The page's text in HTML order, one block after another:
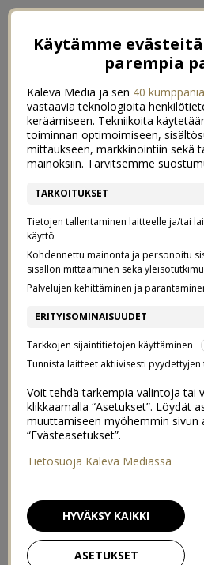
LÖYTÖJÄ – UUSIA
21.11.2021
Käytämme
parempia
Kaleva Media ja sen 40 kumppania
vastaavia teknologioita
keräämiseen. Tekniikoita
toiminnan optimoimiseen,
mittaukseen, markkinointiin sekä
mainoksiin. Tarvitsemme
TARKOITUKSET
Tietojen tallentaminen laitteelle ja/tai
käyttö
Kohdennettu mainonta ja personoitu
sisällön mittaaminen sekä
Palvelujen kehittäminen ja
ERITYISOMINAISUUDET
Tarkkojen sijaintitietojen käyttäminen
Tunnista laitteet aktiivisesti
Voit tehdä tarkempia valintoja tai
klikkaamalla “Asetukset”. Löydät
muuttamiseen myöhemmin sivun
“Evästeasetukset”.
Tietosuoja Kaleva Mediassa
ASETUKSET
HYVÄKSY KAIKKI